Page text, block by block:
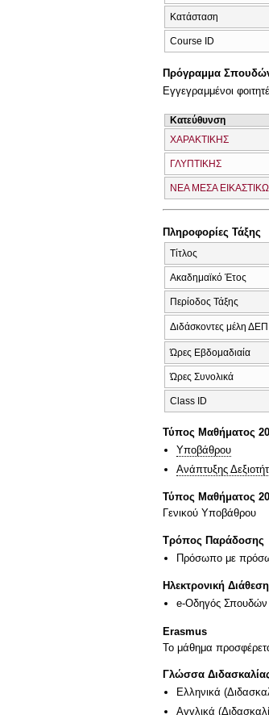
Κατάσταση
Course ID
Πρόγραμμα
Εγγεγραμμένοι
Κατεύθυνση
ΧΑΡΑΚΤΙΚΗΣ
ΓΛΥΠΤΙΚΗΣ
ΝΕΑ ΜΕΣΑ
Πληροφορίες Τάξης
Τίτλος
Ακαδημαϊκό Έτος
Περίοδος Τάξης
Διδάσκοντες μέλη ΔΕΠ
Ώρες Εβδομαδιαία
Ώρες Συνολικά
Class ID
Τύπος Μαθήματος
Υποβάθρου
Ανάπτυξης
Τύπος Μαθήματος
Γενικού Υποβάθρου
Τρόπος Παράδοσης
Πρόσωπο με
Ηλεκτρονική
e-Οδηγός Σπουδών
Erasmus
Το μάθημα
Γλώσσα
Ελληνικά
Αγγλικά